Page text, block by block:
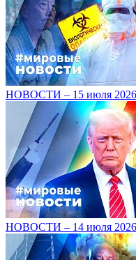
НОВОСТИ – 15 июля 2026
НОВОСТИ – 14 июля 2026